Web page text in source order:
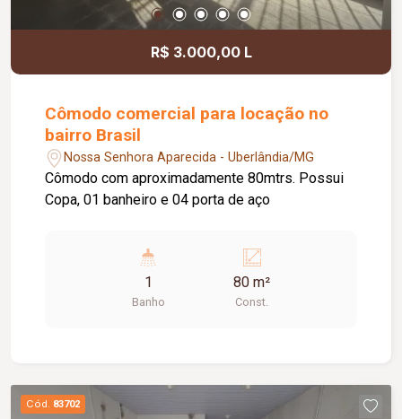
R$ 3.000,00 L
Cômodo comercial para locação no
bairro Brasil
Nossa Senhora Aparecida - Uberlândia/MG
Cômodo com aproximadamente 80mtrs. Possui
Copa, 01 banheiro e 04 porta de aço
1
Banho
80 m²
Const.
Cód. 83702